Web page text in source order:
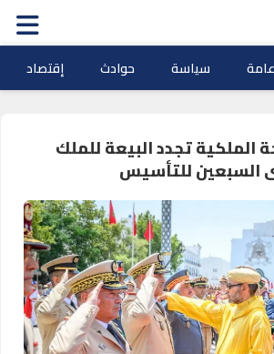
عامة سياسة حوادث إقتصاد
الملكية تجدد البيعة للملك
السبعين للتأسيس